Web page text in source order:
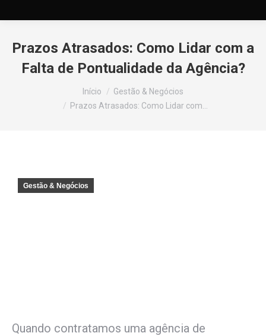
Prazos Atrasados: Como Lidar com a
Falta de Pontualidade da Agência?
Início
Gestão & Negócios
Prazos Atrasados: Como Lidar com…
Gestão & Negócios
Quando contratamos uma agência de